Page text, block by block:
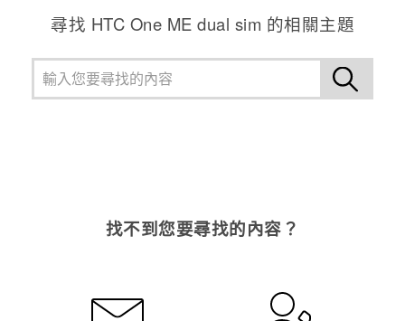
尋找 HTC One ME dual sim 的相關主題
找不到您要尋找的內容？